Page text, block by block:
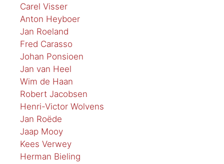
Carel Visser
Anton Heyboer
Jan Roeland
Fred Carasso
Johan Ponsioen
Jan van Heel
Wim de Haan
Robert Jacobsen
Henri-Victor Wolvens
Jan Roëde
Jaap Mooy
Kees Verwey
Herman Bieling